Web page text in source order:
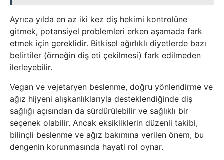
Ayrıca yılda en az iki kez diş hekimi kontrolüne
gitmek, potansiyel problemleri erken aşamada fark
etmek için gereklidir. Bitkisel ağırlıklı diyetlerde bazı
belirtiler (örneğin diş eti çekilmesi) fark edilmeden
ilerleyebilir.
Vegan ve vejetaryen beslenme, doğru yönlendirme ve
ağız hijyeni alışkanlıklarıyla desteklendiğinde diş
sağlığı açısından da sürdürülebilir ve sağlıklı bir
seçenek olabilir. Ancak eksikliklerin düzenli takibi,
bilinçli beslenme ve ağız bakımına verilen önem, bu
dengenin korunmasında hayati rol oynar.